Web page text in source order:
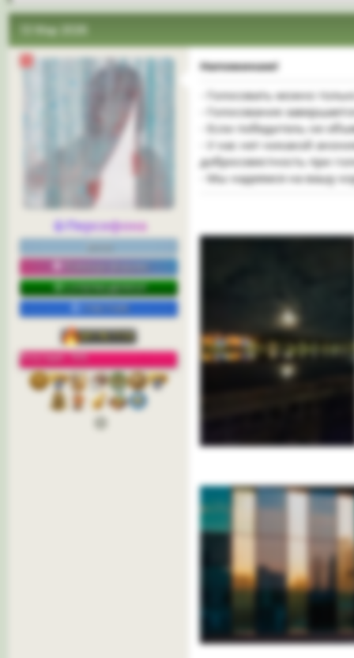
13 Мар 2026
Персефона
СУПЕРМОДЕРАТОР
УЧАСТНИК
Репутация: 76%
3
Напоминаю!
- Голосовать можно
- Голосование
- Если победитель не
- У нас нет никакой
добросовестность при
- Мы надеемся на вашу